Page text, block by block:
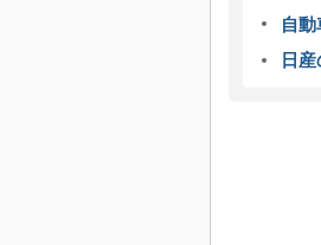
自
日